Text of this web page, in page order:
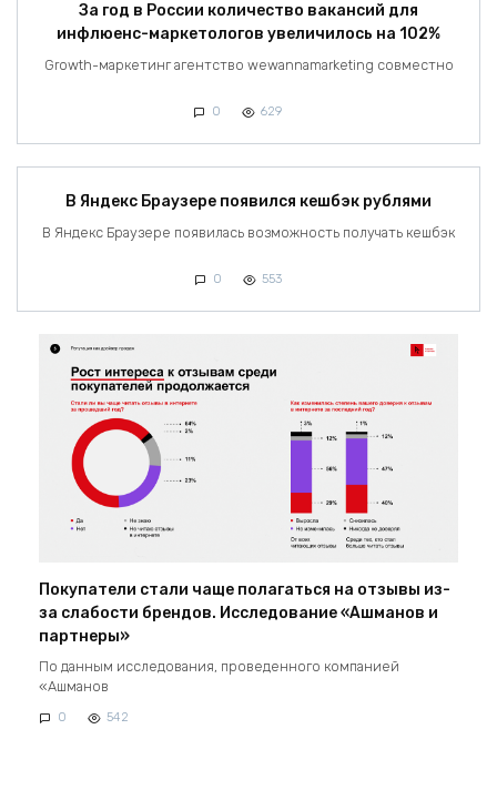
За год в России количество вакансий для
инфлюенс-маркетологов увеличилось на 102%
Growth-маркетинг агентство wewannamarketing совместно
0 629
В Яндекс Браузере появился кешбэк рублями
В Яндекс Браузере появилась возможность получать кешбэк
0 553
Покупатели стали чаще полагаться на отзывы из-
за слабости брендов. Исследование «Ашманов и
партнеры»
По данным исследования, проведенного компанией
«Ашманов
0 542